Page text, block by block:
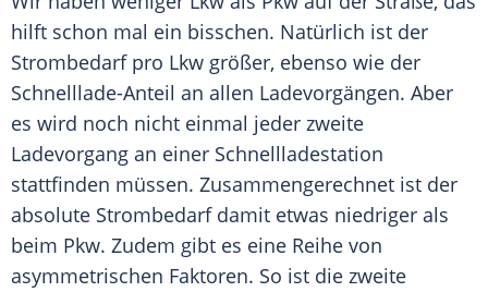
hilft schon mal ein bisschen. Natürlich ist der
Strombedarfpro Lkw größer, ebenso wie der
Schnelllade-Anteil an allen Ladevorgängen. Aber
es wird noch nicht einmal jeder zweite
Ladevorgang an einer Schnellladestation
stattfinden müssen. Zusammengerechnet ist der
absolute Strombedarfdamit etwas niedriger als
beim Pkw. Zudem gibt es eine Reihe von
asymmetrischen Faktoren. So ist die zweite